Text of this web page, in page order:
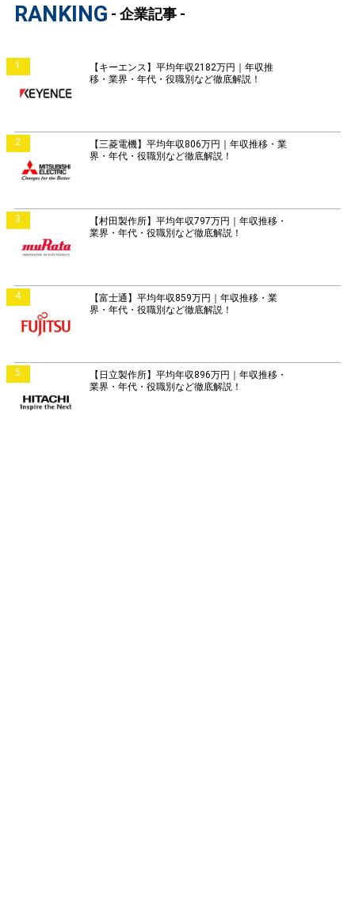
RANKING - 企業記事 -
1
【キーエンス】平均年収2182万円｜年収推
移・業界・年代・役職別など徹底解説！
2
【三菱電機】平均年収806万円｜年収推移・業
界・年代・役職別など徹底解説！
3
【村田製作所】平均年収797万円｜年収推移・
業界・年代・役職別など徹底解説！
4
【富士通】平均年収859万円｜年収推移・業
界・年代・役職別など徹底解説！
5
【日立製作所】平均年収896万円｜年収推移・
業界・年代・役職別など徹底解説！